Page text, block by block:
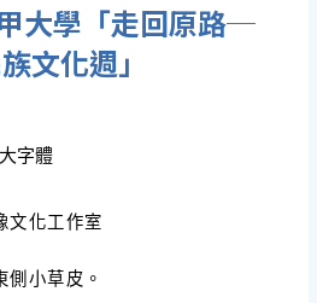
大學「走回原路─
文化週」
字體
化工作室
小草皮。